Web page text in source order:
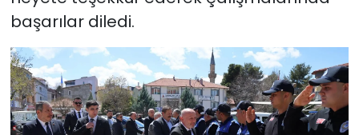
başarılar diledi.